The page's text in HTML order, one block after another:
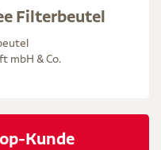
Filterbeutel
mbH & Co.
Kunde